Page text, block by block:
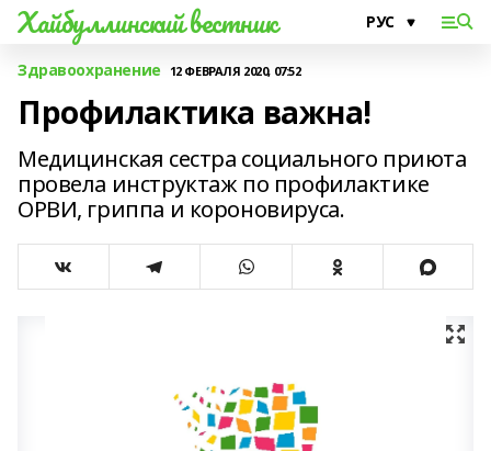
Хайбуллинский вестник
Здравоохранение 12 ФЕВРАЛЯ 2020, 07:52
Профилактика важна!
Медицинская сестра социального приюта
провела инструктаж по профилактике
ОРВИ, гриппа и короновируса.